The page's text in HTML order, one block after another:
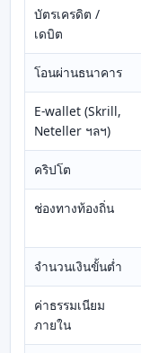
บัตรเครดิต /
เดบิต
โอนผ่านธนาคาร
E-wallet (Skrill,
Neteller ฯลฯ)
คริปโต
ช่องทางท้องถิ่น
จำนวนเงินขั้นต่ำ
ค่าธรรมเนียม
ภายใน